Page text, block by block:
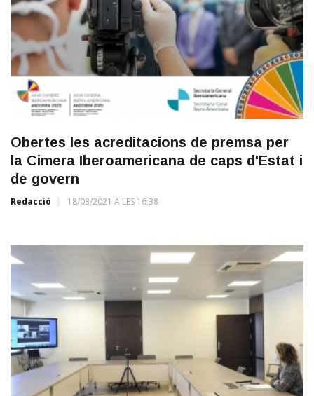
Obertes les acreditacions de premsa per
la Cimera Iberoamericana de caps d'Estat i
de govern
Redacció 18/03/2021 A LES 16:38